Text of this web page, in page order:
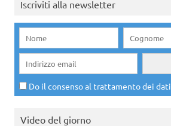
Iscriviti alla newsletter
Do il consenso al trattamento dei dati
Video del giorno